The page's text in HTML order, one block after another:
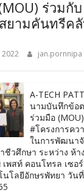
ร่วมกั
ยามคันทรีค
jan.pornnipa
A-TECH
นามบันทึกข้อ
ร่วมมือ (MOU)
#โครงการคว
ในการพัฒนา
ชีวศึกษา ระหว่าง ห้
เพสท์ คอนโทรล เซอ
นโลยีอักษรพัทยา วัน